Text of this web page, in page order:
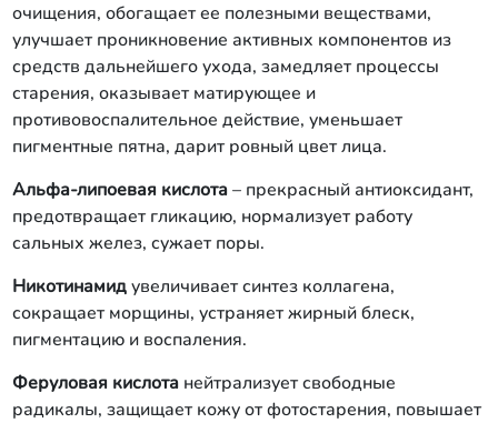
очищения, обогащает ее полезными веществами,
улучшает проникновение активных компонентов из
средств дальнейшего ухода, замедляет процессы
старения, оказывает матирующее и
противовоспалительное действие, уменьшает
пигментные пятна, дарит ровный цвет лица.
Альфа-липоевая кислота– прекрасный антиоксидант,
предотвращает гликацию, нормализует работу
сальных желез, сужает поры.
Никотинамидувеличивает синтез коллагена,
сокращает морщины, устраняет жирный блеск,
пигментацию и воспаления.
Феруловая кислотанейтрализует свободные
радикалы, защищает кожу от фотостарения, повышает